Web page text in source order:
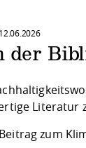
12.06.2026
der
Literatur
zum